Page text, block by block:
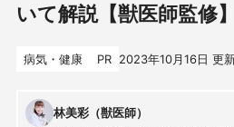
いて解説【獣医師監修】
病気・健康 PR 2023年10月16日 更
林美彩（獣医師）